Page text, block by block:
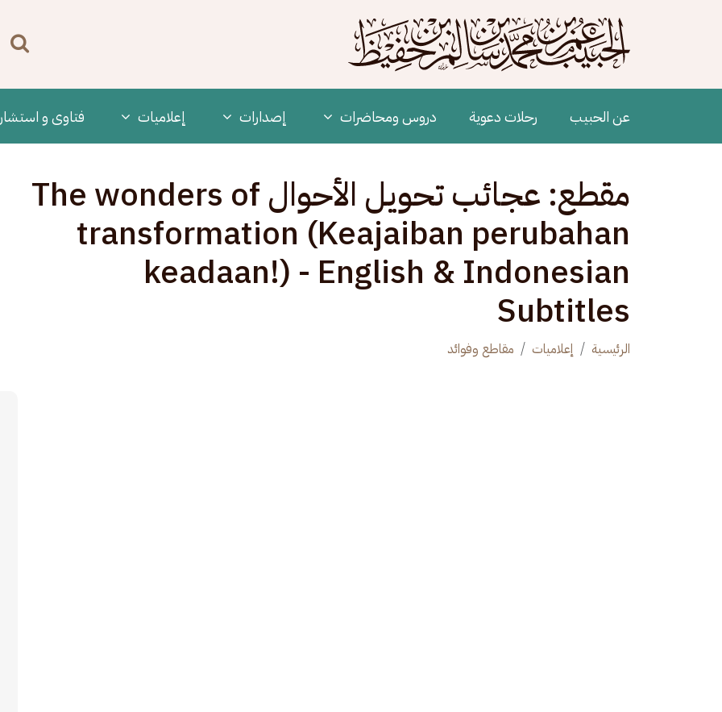
Main navigation
عن الحبيب رحلات دعوية دروس ومحاضرات ‫إصدارات إعلاميات فتاوى و
مقطع: عجائب تحويل الأحوال The wonders of
transformation (Keajaiban perubahan
keadaan!) - English & Indonesian
Subtitles
الرئيسية إعلاميات مقاطع وفوائد